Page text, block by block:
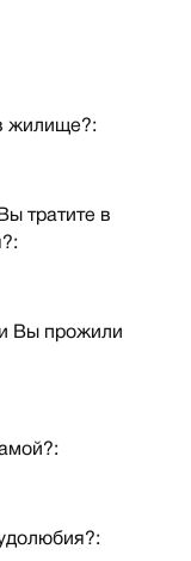
жилище?:
тратите в
Вы прожили